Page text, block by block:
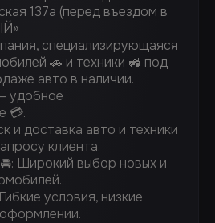
137а (перед въездом в
специализирующаяся
🚗 и техники 🚜 под
авто в наличии.
удобное
💳.
и доставка авто и техники
клиента.
Широкий выбор новых и
условия, низкие